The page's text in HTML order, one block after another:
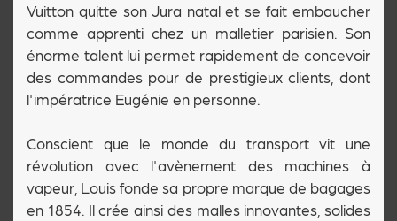
Vuitton quitte son Jura natal et se fait embaucher
comme apprenti chez un malletier parisien. Son
énorme talent lui permet rapidement de concevoir
des commandes pour de prestigieux clients, dont
l'impératrice Eugénie en personne.
Conscient que le monde du transport vit une
révolution avec l'avènement des machines à
vapeur, Louis fonde sa propre marque de bagages
en 1854. Il crée ainsi des malles innovantes, solides